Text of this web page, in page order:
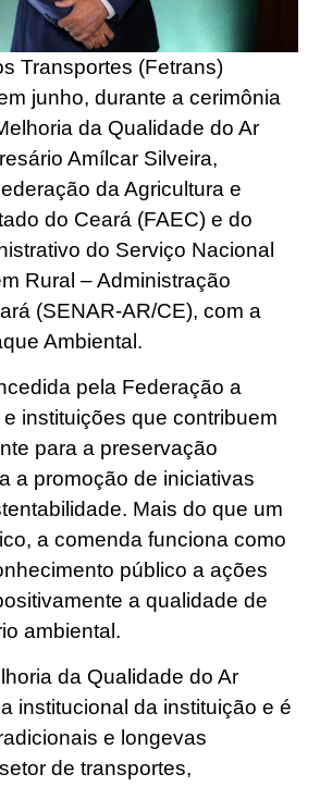
Transportes (Fetrans)
junho, durante a cerimônia
da Qualidade do Ar
Amílcar Silveira,
da Agricultura e
do Ceará (FAEC) e do
do Serviço Nacional
Rural – Administração
(SENAR-AR/CE), com a
Ambiental.
pela Federação a
instituições que contribuem
para a preservação
a promoção de iniciativas
Mais do que um
a comenda funciona como
público a ações
a qualidade de
ambiental.
da Qualidade do Ar
institucional da instituição e é
e longevas
de transportes,